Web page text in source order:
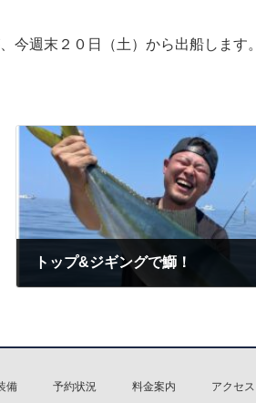
今週末２０日（土）から出船します。
トップ&ジギングで鰤！
備 予約状況 料金案内 アクセス